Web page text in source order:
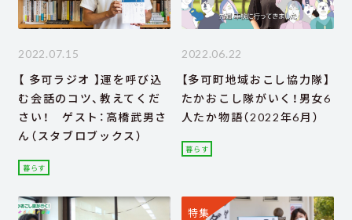
2022.07.15
【 多可ラジオ 】運を呼び込
む会話のコツ、教えてくだ
さい！ ゲスト：高橋武男さ
ん（スタブロブックス）
暮らす
2022.06.22
【多可町地域おこし協力隊】
たかおこし隊がいく！男女6
人たか物語（2022年6月）
暮らす
特集